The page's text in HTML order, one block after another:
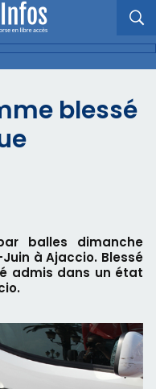
blessé
balles dimanche
à Ajaccio. Blessé
admis dans un état